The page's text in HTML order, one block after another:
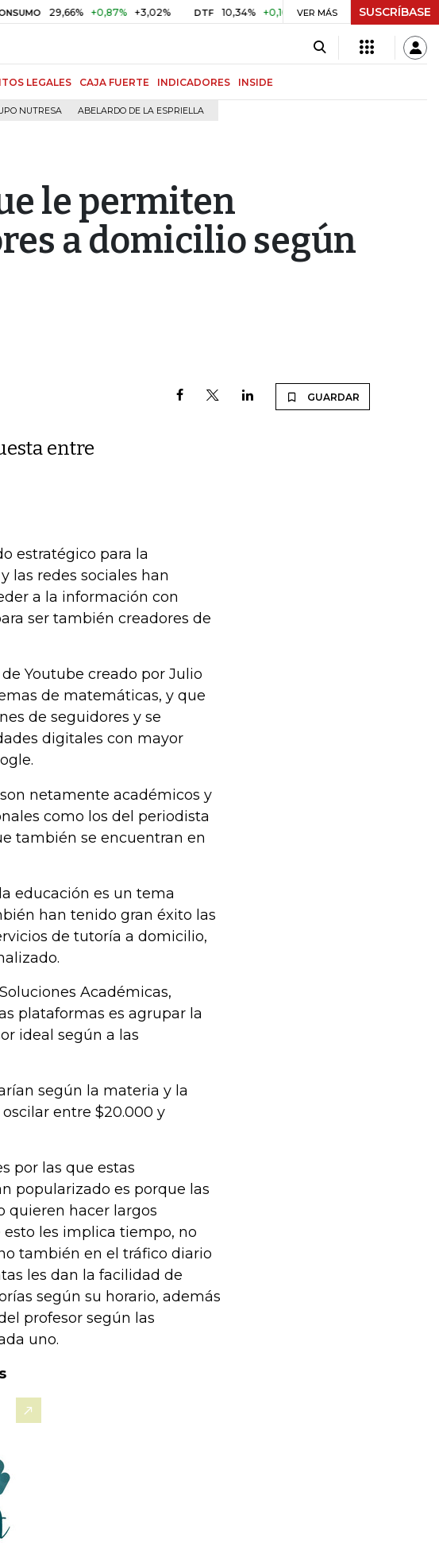
29,66% +0,87% +3,02% DTF 10,34% +0,10% +0,98% UVR $ 416,91 +$ 0,05
VER MÁS SUSCRÍBASE
LEGALES CAJA FUERTE INDICADORES INSIDE
NUTRESA ABELARDO DE LA ESPRIELLA
le permiten
a domicilio según
GUARDAR
entre
estratégico para la
las redes sociales han
a la información con
ser también creadores de
Youtube creado por Julio
de matemáticas, y que
de seguidores y se
digitales con mayor
netamente académicos y
como los del periodista
también se encuentran en
educación es un tema
han tenido gran éxito las
de tutoría a domicilio,
Académicas,
plataformas es agrupar la
ideal según a las
según la materia y la
entre $20.000 y
por las que estas
popularizado es porque las
quieren hacer largos
les implica tiempo, no
también en el tráfico diario
les dan la facilidad de
según su horario, además
profesor según las
uno.